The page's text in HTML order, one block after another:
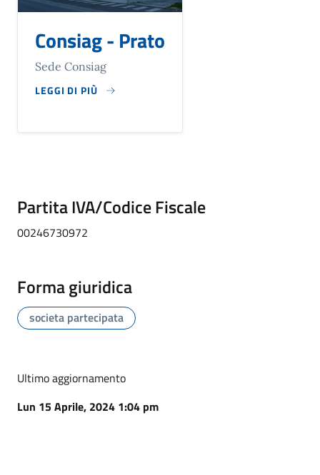
Consiag - Prato
Sede Consiag
LEGGI DI PIÙ
SU CONSIAG - PRATO
Partita IVA/Codice Fiscale
00246730972
Forma giuridica
societa partecipata
Ultimo aggiornamento
Lun 15 Aprile, 2024 1:04 pm